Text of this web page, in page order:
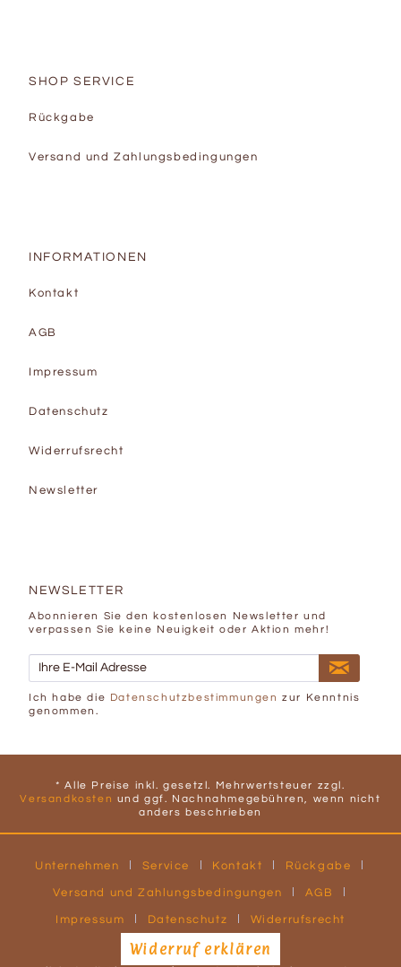
SHOP SERVICE
Rückgabe
Versand und Zahlungsbedingungen
INFORMATIONEN
Kontakt
AGB
Impressum
Datenschutz
Widerrufsrecht
Newsletter
NEWSLETTER
Abonnieren Sie den kostenlosen Newsletter und
verpassen Sie keine Neuigkeit oder Aktion mehr!
Ich habe die Datenschutzbestimmungen zur Kenntnis
genommen.
* Alle Preise inkl. gesetzl. Mehrwertsteuer zzgl.
Versandkosten und ggf. Nachnahmegebühren, wenn nicht
anders beschrieben
Unternehmen Service Kontakt Rückgabe
Versand und Zahlungsbedingungen AGB
Impressum Datenschutz Widerrufsrecht
Widerruf erklären